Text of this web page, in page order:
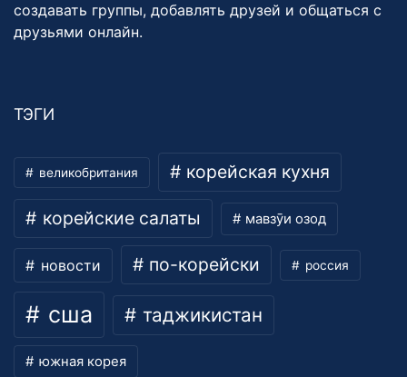
создавать группы, добавлять друзей и общаться с
друзьями онлайн.
ТЭГИ
великобритания корейская кухня
корейские салаты мавзӯи озод
новости по-корейски россия
сша таджикистан
южная корея